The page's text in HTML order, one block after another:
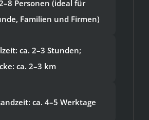
Personen (ideal für
Familien und Firmen)
ca. 2–3 Stunden;
ca. 2–3 km
ca. 4–5 Werktage